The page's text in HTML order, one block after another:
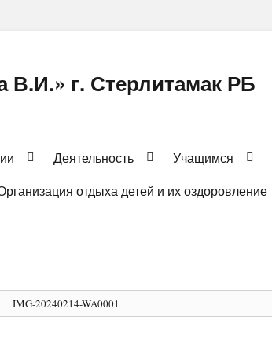
г. Стерлитамак РБ
Деятельность Учащимся
отдыха детей и их оздоровление
IMG-20240214-WA0001